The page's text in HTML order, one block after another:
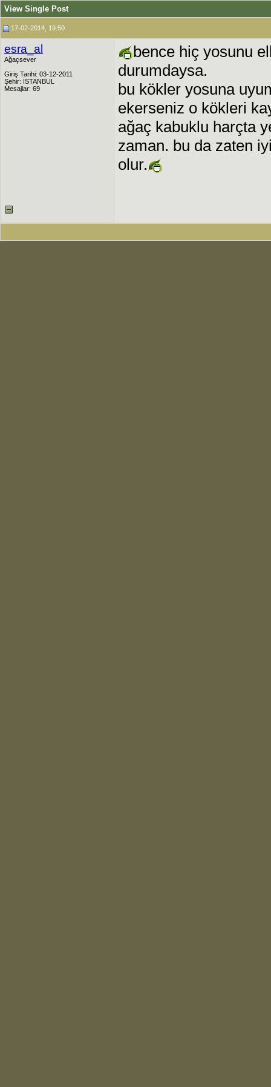
View Single Post
17-02-2014, 19:50
esra_al
Ağaçsever
Giriş Tarihi: 03-12-2011
Şehir: İSTANBUL
Mesajlar: 69
bence hiç yosunu
durumdaysa.
bu kökler yosuna
ekerseniz o kökleri
ağaç kabuklu harçta
zaman. bu da zaten
olur.